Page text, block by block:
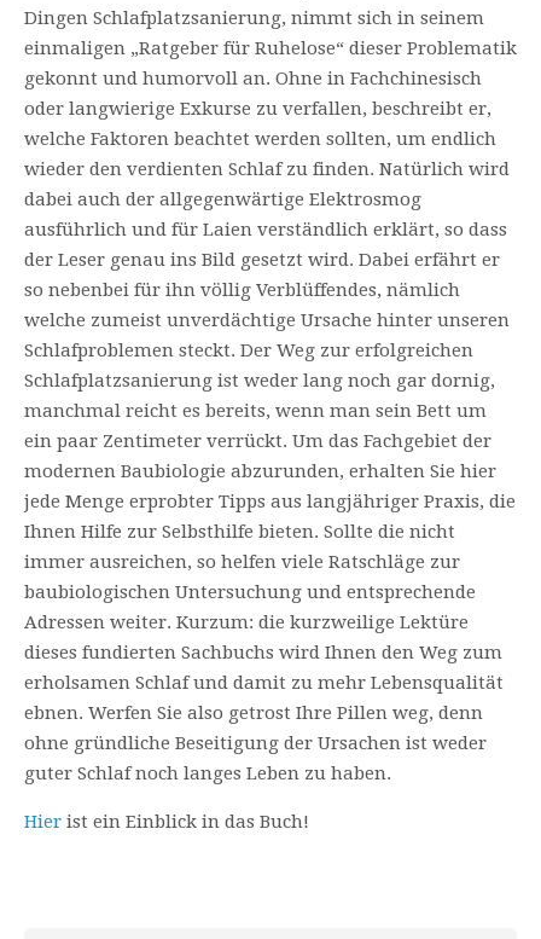
Dingen Schlafplatzsanierung, nimmt sich in seinem
einmaligen „Ratgeber für Ruhelose“ dieser Problematik
gekonnt und humorvoll an. Ohne in Fachchinesisch
oder langwierige Exkurse zu verfallen, beschreibt er,
welche Faktoren beachtet werden sollten, um endlich
wieder den verdienten Schlaf zu finden. Na­türlich wird
dabei auch der allgegenwärtige Elektrosmog
ausführlich und für Laien ver­ständlich erklärt, so dass
der Leser genau ins Bild gesetzt wird. Dabei erfährt er
so ne­benbei für ihn völlig Verblüffendes, nämlich
welche zumeist unverdächtige Ursache hin­ter unseren
Schlafproblemen steckt. Der Weg zur erfolgrei­chen
Schlafplatzsanierung ist weder lang noch gar dornig,
manchmal reicht es bereits, wenn man sein Bett um
ein paar Zentimeter ver­rückt. Um das Fachgebiet der
modernen Baubiologie abzurunden, erhalten Sie hier
jede Menge erprobter Tipps aus langjähriger Praxis, die
Ihnen Hilfe zur Selbsthilfe bie­ten. Sollte die nicht
immer ausreichen, so helfen viele Ratschläge zur
baubiologi­schen Untersuchung und entsprechende
Adressen weiter. Kurzum: die kurzweilige Lek­türe
dieses fundierten Sachbuchs wird Ihnen den Weg zum
erholsamen Schlaf und da­mit zu mehr Lebensqualität
ebnen. Werfen Sie also getrost Ihre Pillen weg, denn
ohne gründliche Beseitigung der Ursachen ist weder
guter Schlaf noch langes Le­ben zu ha­ben.
Hier ist ein Einblick in das Buch!